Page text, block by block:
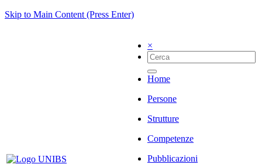
Skip to Main Content (Press Enter)
×
Home
Persone
Strutture
Competenze
Pubblicazioni